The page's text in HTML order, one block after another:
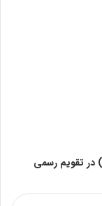
در تقویم رسمی